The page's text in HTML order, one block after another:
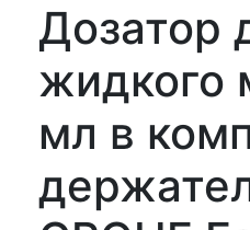
Дозатор
жидкого
мл в